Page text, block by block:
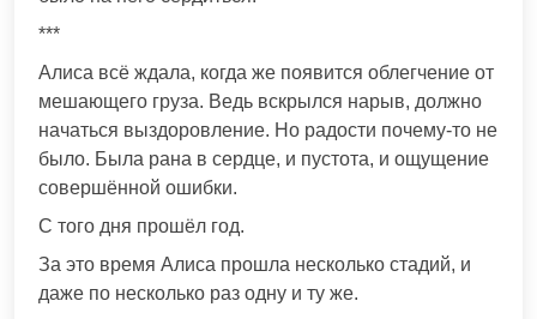
***
Алиса всё ждала, когда же появится облегчение от
мешающего груза. Ведь вскрылся нарыв, должно
начаться выздоровление. Но радости почему-то не
было. Была рана в сердце, и пустота, и ощущение
совершённой ошибки.
С того дня прошёл год.
За это время Алиса прошла несколько стадий, и
даже по несколько раз одну и ту же.